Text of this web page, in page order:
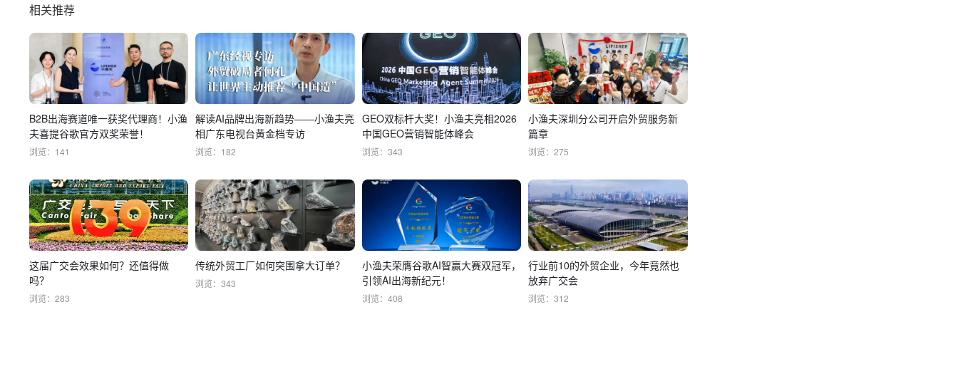
相关推荐
B2B出海赛道唯一获奖代理商！小渔
夫喜提谷歌官方双奖荣誉！
浏览：141
解读AI品牌出海新趋势——小渔夫亮
相广东电视台黄金档专访
浏览：182
GEO双标杆大奖！小渔夫亮相2026
中国GEO营销智能体峰会
浏览：343
小渔夫深圳分公司开启外贸服务新
篇章
浏览：275
这届广交会效果如何？还值得做
吗？
浏览：283
传统外贸工厂如何突围拿大订单？
浏览：343
小渔夫荣膺谷歌AI智赢大赛双冠军，
引领AI出海新纪元！
浏览：408
行业前10的外贸企业，今年竟然也
放弃广交会
浏览：312